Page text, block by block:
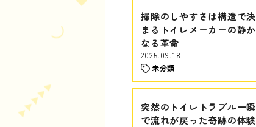
掃除のしやすさは構造で決
まるトイレメーカーの静か
なる革命
2025.09.18
未分類
突然のトイレトラブル一瞬
で流れが戻った奇跡の体験